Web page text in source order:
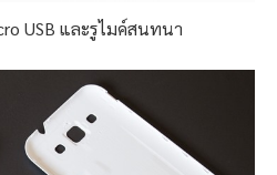
USB และรูไมค์สนทนา